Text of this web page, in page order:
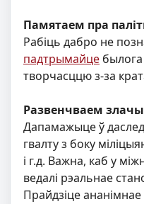
Памятаем пра
Рабіць дабро не
падтрымайце былога
творчасццю з-за
Развенчваем
Дапамажыце ў
гвалту з боку
і г.д. Важна, каб у
ведалі рэальнае
Прайдзіце ананімнае